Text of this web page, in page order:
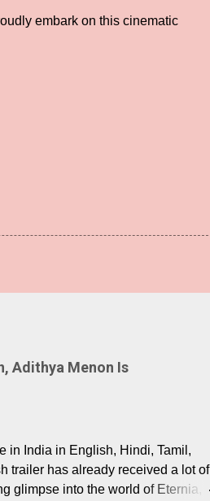
embark on this cinematic
Adithya Menon Is
in India in English, Hindi, Tamil,
trailer has already received a lot of
glimpse into the world of Eternia,